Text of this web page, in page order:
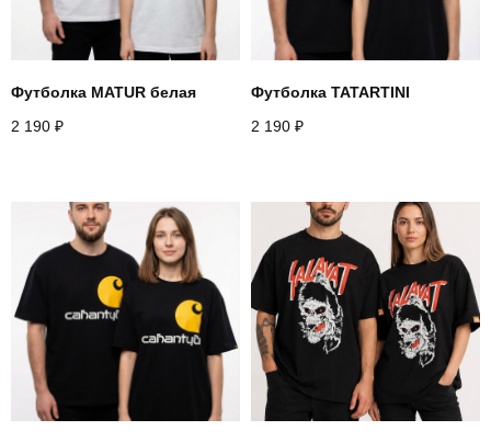
Футболка MATUR белая
2 190 ₽
Футболка TATARTINI
2 190 ₽